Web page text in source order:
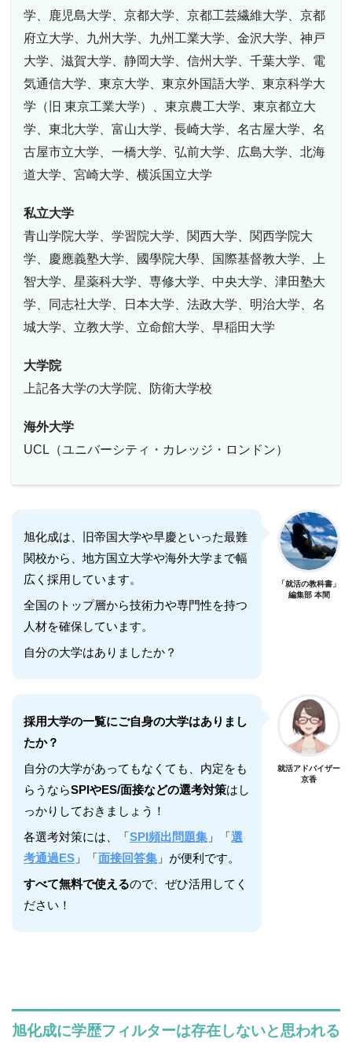
学、鹿児島大学、京都大学、京都工芸繊維大学、京都
府立大学、九州大学、九州工業大学、金沢大学、神戸
大学、滋賀大学、静岡大学、信州大学、千葉大学、電
気通信大学、東京大学、東京外国語大学、東京科学大
学（旧 東京工業大学）、東京農工大学、東京都立大
学、東北大学、富山大学、長崎大学、名古屋大学、名
古屋市立大学、一橋大学、弘前大学、広島大学、北海
道大学、宮崎大学、横浜国立大学
私立大学
青山学院大学、学習院大学、関西大学、関西学院大
学、慶應義塾大学、國學院大學、国際基督教大学、上
智大学、星薬科大学、専修大学、中央大学、津田塾大
学、同志社大学、日本大学、法政大学、明治大学、名
城大学、立教大学、立命館大学、早稲田大学
大学院
上記各大学の大学院、防衛大学校
海外大学
UCL（ユニバーシティ・カレッジ・ロンドン）
旭化成は、旧帝国大学や早慶といった最難
関校から、地方国立大学や海外大学まで幅
広く採用しています。
全国のトップ層から技術力や専門性を持つ
人材を確保しています。
自分の大学はありましたか？
「就活の教科書」
編集部 本間
採用大学の一覧にご自身の大学はありまし
たか？
自分の大学があってもなくても、内定をも
らうならSPIやES/面接などの選考対策はし
っかりしておきましょう！
各選考対策には、「SPI頻出問題集 」「選
考通過ES 」「面接回答集 」が便利です。
すべて無料で使えるので、ぜひ活用してく
ださい！
就活アドバイザー
京香
旭化成に学歴フィルターは存在しないと思われる